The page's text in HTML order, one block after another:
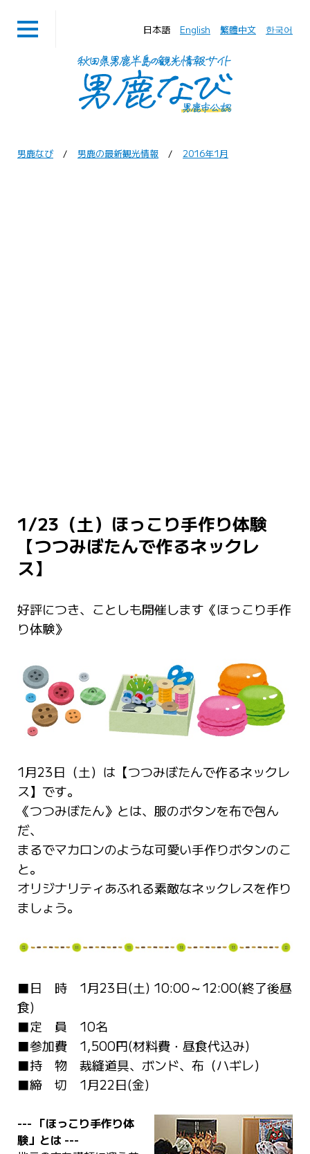
日本語 English 繁體中文 한국어
男鹿なび 男鹿の最新観光情報 2016年1月
1/23（土）ほっこり手作り体験
【つつみぼたんで作るネックレ
ス】
好評につき、ことしも開催します《ほっこり手作
り体験》
1月23日（土）は【つつみぼたんで作るネックレ
ス】です。
《つつみぼたん》とは、服のボタンを布で包ん
だ、
まるでマカロンのような可愛い手作りボタンのこ
と。
オリジナリティあふれる素敵なネックレスを作り
ましょう。
■日 時 1月23日(土) 10:00～12:00(終了後昼
食)
■定 員 10名
■参加費 1,500円(材料費・昼食代込み)
■持 物 裁縫道具、ボンド、布（ハギレ）
■締 切 1月22日(金)
--- 「ほっこり手作り体
験」とは ---